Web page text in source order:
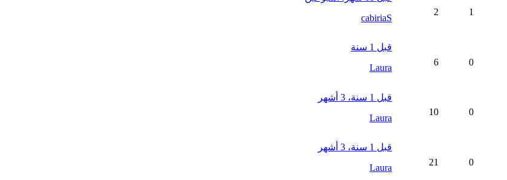
1
2
cabiriaS
0
6
قبل 1 سنة
Laura
0
10
قبل 1 سنة، 3 أشهر
Laura
0
21
قبل 1 سنة، 3 أشهر
Laura